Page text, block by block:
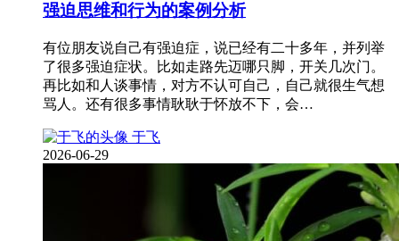
强迫思维和行为的案例分析
有位朋友说自己有强迫症，说已经有二十多年，并列举
了很多强迫症状。比如走路先迈哪只脚，开关几次门。
再比如和人谈事情，对方不认可自己，自己就很生气想
骂人。还有很多事情耿耿于怀放不下，会…
于飞
2026-06-29